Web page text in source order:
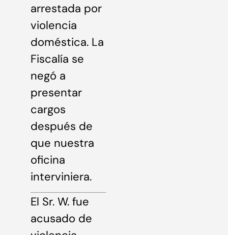
arrestada por
violencia
doméstica. La
Fiscalía se
negó a
presentar
cargos
después de
que nuestra
oficina
interviniera.
El Sr. W. fue
acusado de